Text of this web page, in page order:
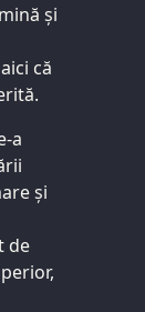
și
că
a
și
de